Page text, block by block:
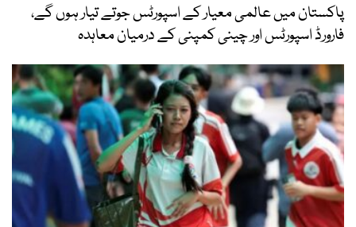
پاکستان میں عالمی معیار کے اسپورٹس جوتے تیار ہوں گے،
فارورڈ اسپورٹس اور چینی کمپنی کے درمیان معاہدہ